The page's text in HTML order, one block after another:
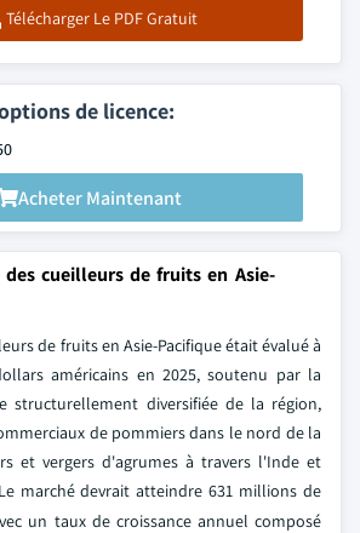
Télécharger Le PDF Gratuit
de licence:
Acheter Maintenant
cueilleurs de fruits en Asie-
de fruits en Asie-Pacifique était évalué à
américains en 2025, soutenu par la
structurellement diversifiée de la région,
de pommiers dans le nord de la
et vergers d'agrumes à travers l'Inde et
marché devrait atteindre 631 millions de
un taux de croissance annuel composé